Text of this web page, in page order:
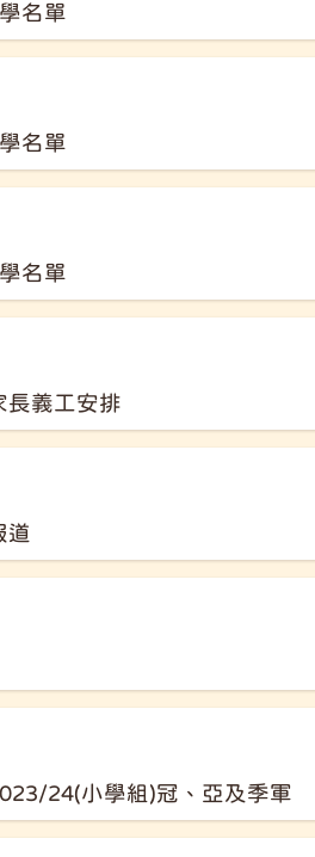
名單
名單
名單
長義工安排
道
24(小學組)冠、亞及季軍